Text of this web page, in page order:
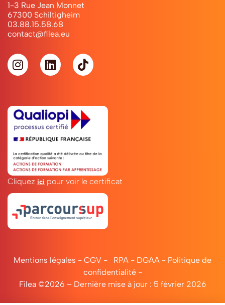
1-3 Rue Jean Monnet
67300 Schiltigheim
03.88.15.58.68
contact@filea.eu
Cliquez ici pour voir le certificat
Mentions légales - CGV - RPA - DGAA - Politique de
confidentialité-
Filea ©2026 – Dernière mise à jour : 5 février 2026